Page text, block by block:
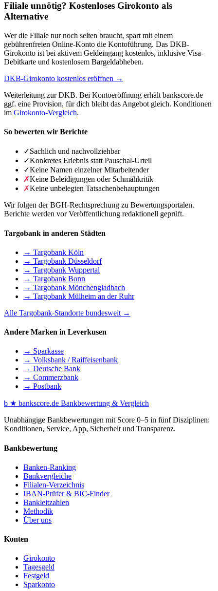
Filiale unnötig? Kostenloses Girokonto als
Alternative
Wer die Filiale nur noch selten braucht, spart mit einem
gebührenfreien Online-Konto die Kontoführung. Das DKB-
Girokonto ist bei aktivem Geldeingang kostenlos, inklusive Visa-
Debitkarte und kostenlosem Bargeldabheben.
DKB-Girokonto kostenlos eröffnen →
Weiterleitung zur DKB. Bei Kontoeröffnung erhält bankscore.de
ggf. eine Provision, für dich bleibt das Angebot gleich. Konditionen
im Girokonto-Vergleich.
So bewerten wir Berichte
✓Sachlich und nachvollziehbar
✓Konkretes Erlebnis statt Pauschal-Urteil
✓Keine Namen einzelner Mitarbeitender
✗Keine Beleidigungen oder Schmähkritik
✗Keine unbelegten Tatsachenbehauptungen
Wir folgen der BGH-Rechtsprechung zu Bewertungsportalen.
Berichte werden vor Veröffentlichung redaktionell geprüft.
Targobank in anderen Städten
→ Targobank Köln
→ Targobank Düsseldorf
→ Targobank Wuppertal
→ Targobank Bonn
→ Targobank Mönchengladbach
→ Targobank Mülheim an der Ruhr
Alle Targobank-Standorte bundesweit →
Andere Marken in Leverkusen
→ Sparkasse
→ Volksbank / Raiffeisenbank
→ Deutsche Bank
→ Commerzbank
→ Postbank
b ★ bankscore.de Bankbewertung & Vergleich
Unabhängige Bankbewertungen mit Score 0–5 in fünf Disziplinen:
Konditionen, Service, App, Sicherheit und Transparenz.
Bankbewertung
Banken-Ranking
Bankvergleiche
Filialen-Verzeichnis
IBAN-Prüfer & BIC-Finder
Bankleitzahlen
Methodik
Über uns
Konten
Girokonto
Tagesgeld
Festgeld
Sparkonto